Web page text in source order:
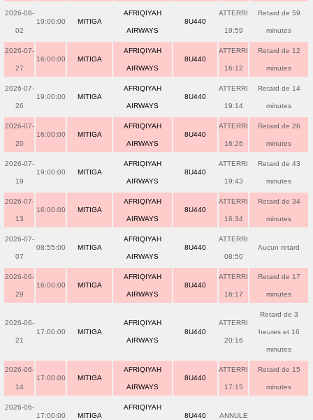
2026-08-
02
19:00:00 MITIGA
AFRIQIYAH
AIRWAYS
8U440
ATTERRI
19:59
Retard de 59
minutes
2026-07-
27
16:00:00 MITIGA
AFRIQIYAH
AIRWAYS
8U440
ATTERRI
16:12
Retard de 12
minutes
2026-07-
26
19:00:00 MITIGA
AFRIQIYAH
AIRWAYS
8U440
ATTERRI
19:14
Retard de 14
minutes
2026-07-
20
16:00:00 MITIGA
AFRIQIYAH
AIRWAYS
8U440
ATTERRI
16:26
Retard de 26
minutes
2026-07-
19
19:00:00 MITIGA
AFRIQIYAH
AIRWAYS
8U440
ATTERRI
19:43
Retard de 43
minutes
2026-07-
13
16:00:00 MITIGA
AFRIQIYAH
AIRWAYS
8U440
ATTERRI
16:34
Retard de 34
minutes
2026-07-
07
08:55:00 MITIGA
AFRIQIYAH
AIRWAYS
8U440
ATTERRI
08:50
Aucun retard
2026-06-
29
16:00:00 MITIGA
AFRIQIYAH
AIRWAYS
8U440
ATTERRI
16:17
Retard de 17
minutes
2026-06-
21
17:00:00 MITIGA
AFRIQIYAH
AIRWAYS
8U440
ATTERRI
20:16
Retard de 3
heures et 16
minutes
2026-06-
14
17:00:00 MITIGA
AFRIQIYAH
AIRWAYS
8U440
ATTERRI
17:15
Retard de 15
minutes
2026-06-
17:00:00 MITIGA
AFRIQIYAH
8U440 ANNULE